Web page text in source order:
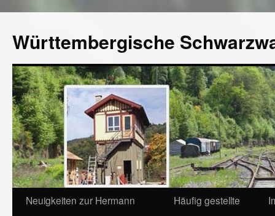
Württembergische
Neuigkeiten zur Hermann
Häufig gestellte